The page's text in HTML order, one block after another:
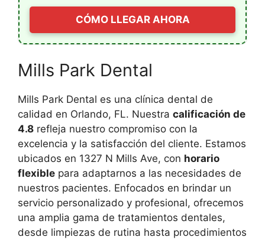
CÓMO LLEGAR AHORA
Mills Park Dental
Mills Park Dental es una clínica dental de
calidad en Orlando, FL. Nuestra calificación de
4.8 refleja nuestro compromiso con la
excelencia y la satisfacción del cliente. Estamos
ubicados en 1327 N Mills Ave, con horario
flexible para adaptarnos a las necesidades de
nuestros pacientes. Enfocados en brindar un
servicio personalizado y profesional, ofrecemos
una amplia gama de tratamientos dentales,
desde limpiezas de rutina hasta procedimientos